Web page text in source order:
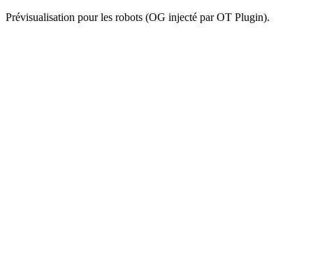
Prévisualisation pour les robots (OG injecté par OT Plugin).